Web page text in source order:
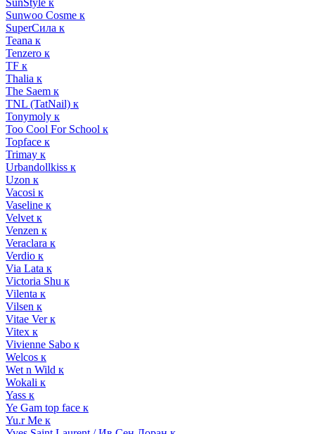
SunStyle к
Sunwoo Cosme к
SuperСила к
Teana к
Tenzero к
TF к
Thalia к
The Saem к
TNL (TatNail) к
Tonymoly к
Too Cool For School к
Topface к
Trimay к
Urbandollkiss к
Uzon к
Vacosi к
Vaseline к
Velvet к
Venzen к
Veraclara к
Verdio к
Via Lata к
Victoria Shu к
Vilenta к
Vilsen к
Vitae Ver к
Vitex к
Vivienne Sabo к
Welcos к
Wet n Wild к
Wokali к
Yass к
Ye Gam top face к
Yu.r Me к